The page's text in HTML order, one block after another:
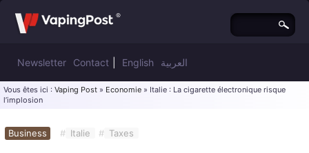
Newsletter Contact English العربية
Vous êtes ici : Vaping Post » Economie » Italie : La cigarette électronique risque
l’implosion
Business # Italie # Taxes